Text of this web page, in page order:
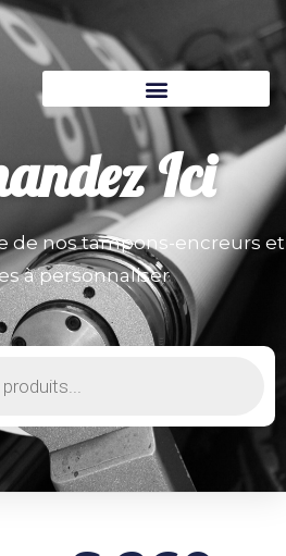
Ici
de nos tampons-encreurs et
à personnaliser